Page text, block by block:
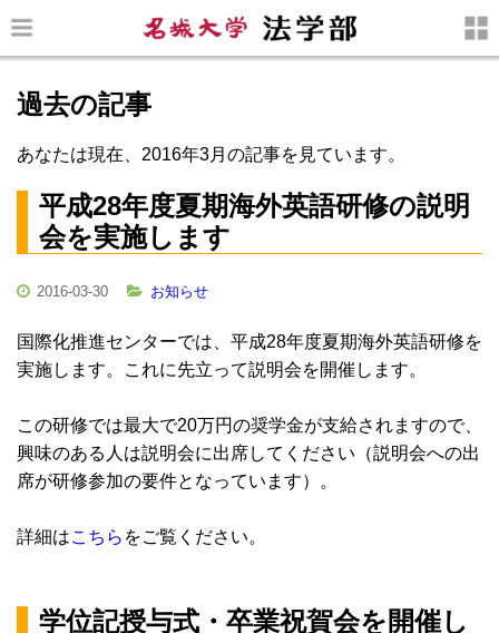
過去の記事
あなたは現在、2016年3月の記事を見ています。
平成28年度夏期海外英語研修の説明
会を実施します
2016-03-30 お知らせ
国際化推進センターでは、平成28年度夏期海外英語研修を
実施します。これに先立って説明会を開催します。
この研修では最大で20万円の奨学金が支給されますので、
興味のある人は説明会に出席してください（説明会への出
席が研修参加の要件となっています）。
詳細はこちら をご覧ください。
学位記授与式・卒業祝賀会を開催し